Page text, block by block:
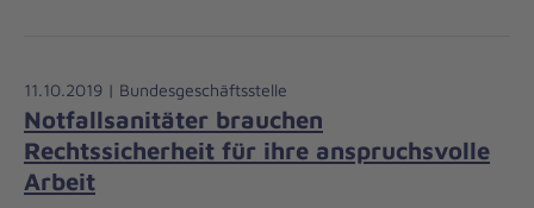
11.10.2019 | Bundesgeschäftsstelle
Notfallsanitäter brauchen
Rechtssicherheit für ihre anspruchsvolle
Arbeit